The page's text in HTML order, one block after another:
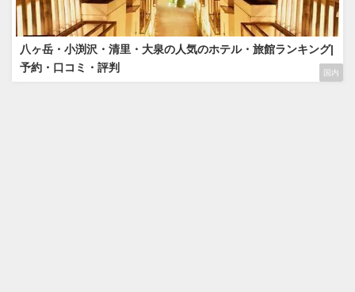
国内
八ヶ岳・小渕沢・清里・大泉の人気のホテル・旅館ランキング|
予約・口コミ・評判